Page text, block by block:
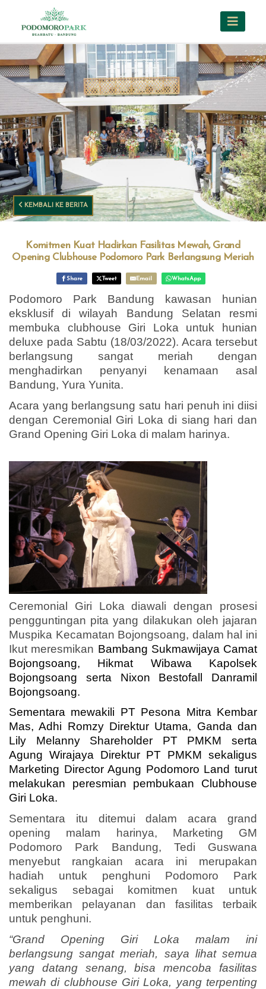
KEMBALI KE BERITA
Komitmen Kuat Hadirkan Fasilitas Mewah, Grand
Opening Clubhouse Podomoro Park Berlangsung Meriah
Share Tweet Email WhatsApp
Podomoro Park Bandung kawasan hunian
eksklusif di wilayah Bandung Selatan resmi
membuka clubhouse Giri Loka untuk hunian
deluxe pada Sabtu (18/03/2022). Acara tersebut
berlangsung sangat meriah dengan
menghadirkan penyanyi kenamaan asal
Bandung, Yura Yunita.
Acara yang berlangsung satu hari penuh ini diisi
dengan Ceremonial Giri Loka di siang hari dan
Grand Opening Giri Loka di malam harinya.
Ceremonial Giri Loka diawali dengan prosesi
pengguntingan pita yang dilakukan oleh jajaran
Muspika Kecamatan Bojongsoang, dalam hal ini
Ikut meresmikan Bambang Sukmawijaya Camat
Bojongsoang, Hikmat Wibawa Kapolsek
Bojongsoang serta Nixon Bestofall Danramil
Bojongsoang.
Sementara mewakili PT Pesona Mitra Kembar
Mas, Adhi Romzy Direktur Utama, Ganda dan
Lily Melanny Shareholder PT PMKM serta
Agung Wirajaya Direktur PT PMKM sekaligus
Marketing Director Agung Podomoro Land turut
melakukan peresmian pembukaan Clubhouse
Giri Loka.
Sementara itu ditemui dalam acara grand
opening malam harinya, Marketing GM
Podomoro Park Bandung, Tedi Guswana
menyebut rangkaian acara ini merupakan
hadiah untuk penghuni Podomoro Park
sekaligus sebagai komitmen kuat untuk
memberikan pelayanan dan fasilitas terbaik
untuk penghuni.
“Grand Opening Giri Loka malam ini
berlangsung sangat meriah, saya lihat semua
yang datang senang, bisa mencoba fasilitas
mewah di clubhouse Giri Loka, yang terpenting